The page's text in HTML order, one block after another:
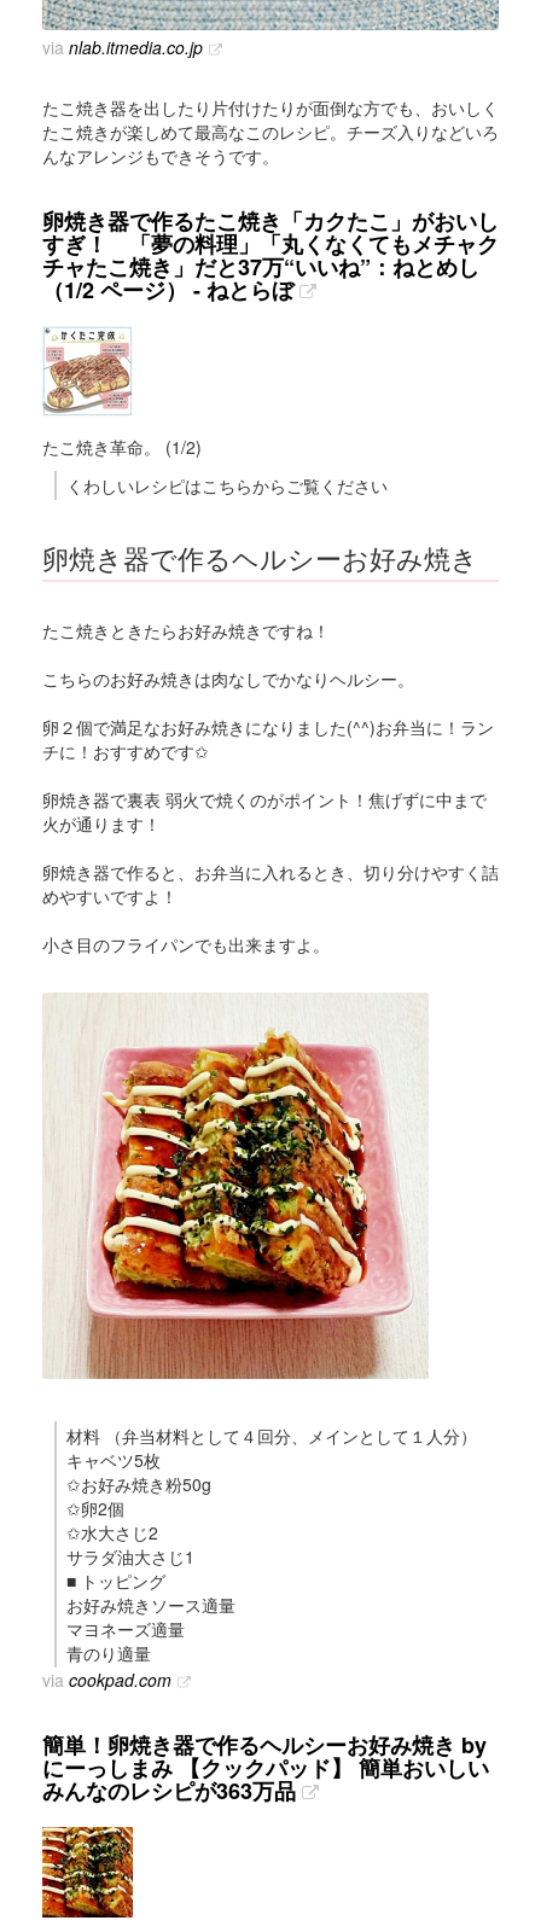
via nlab.itmedia.co.jp
たこ焼き器を出したり片付けたりが面倒な方でも、おいしく
たこ焼きが楽しめて最高なこのレシピ。チーズ入りなどいろ
んなアレンジもできそうです。
卵焼き器で作るたこ焼き「カクたこ」がおいし
すぎ！ 「夢の料理」「丸くなくてもメチャク
チャたこ焼き」だと37万“いいね”：ねとめし
（1/2 ページ） - ねとらぼ
たこ焼き革命。 (1/2)
くわしいレシピはこちらからご覧ください
卵焼き器で作るヘルシーお好み焼き
たこ焼きときたらお好み焼きですね！
こちらのお好み焼きは肉なしでかなりヘルシー。
卵２個で満足なお好み焼きになりました(^^)お弁当に！ラン
チに！おすすめです✩
卵焼き器で裏表 弱火で焼くのがポイント！焦げずに中まで
火が通ります！
卵焼き器で作ると、お弁当に入れるとき、切り分けやすく詰
めやすいですよ！
小さ目のフライパンでも出来ますよ。
材料 （弁当材料として４回分、メインとして１人分）
キャベツ5枚
✩お好み焼き粉50g
✩卵2個
✩水大さじ2
サラダ油大さじ1
■ トッピング
お好み焼きソース適量
マヨネーズ適量
青のり適量
via cookpad.com
簡単！卵焼き器で作るヘルシーお好み焼き by
にーっしまみ 【クックパッド】 簡単おいしい
みんなのレシピが363万品